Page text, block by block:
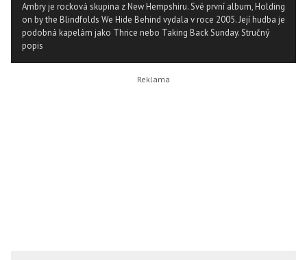
Ambry je rocková skupina z New Hempshiru. Své první album, Holding
on by the Blindfolds We Hide Behind vydala v roce 2005. Její hudba je
podobná kapelám jako Thrice nebo Taking Back Sunday.Stručný
popis